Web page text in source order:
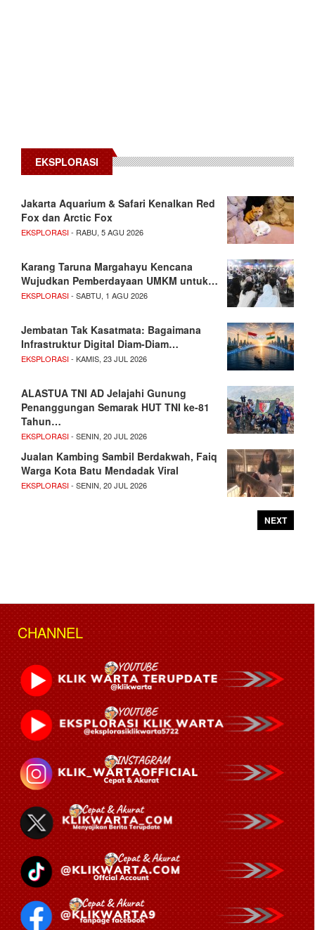
EKSPLORASI
Jakarta Aquarium & Safari Kenalkan Red
Fox dan Arctic Fox
EKSPLORASI- RABU, 5 AGU 2026
Karang Taruna Margahayu Kencana
Wujudkan Pemberdayaan UMKM untuk…
EKSPLORASI- SABTU, 1 AGU 2026
Jembatan Tak Kasatmata: Bagaimana
Infrastruktur Digital Diam-Diam…
EKSPLORASI- KAMIS, 23 JUL 2026
ALASTUA TNI AD Jelajahi Gunung
Penanggungan Semarak HUT TNI ke-81
Tahun…
EKSPLORASI- SENIN, 20 JUL 2026
Jualan Kambing Sambil Berdakwah, Faiq
Warga Kota Batu Mendadak Viral
EKSPLORASI- SENIN, 20 JUL 2026
NEXT
CHANNEL